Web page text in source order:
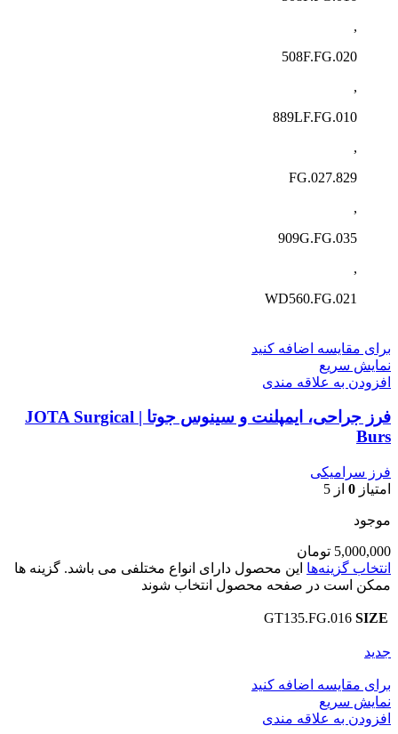
,
508F.FG.020
,
889LF.FG.010
,
829.FG.027
,
909G.FG.035
,
WD560.FG.021
برای مقایسه اضافه کنید
نمایش سریع
افزودن به علاقه مندی
فرز جراحی، ایمپلنت و سینوس جوتا | JOTA Surgical
Burs
فرز سرامیکی
امتیاز 0 از 5
موجود
5,000,000 تومان
انتخاب گزینه‌ها این محصول دارای انواع مختلفی می باشد. گزینه ها
ممکن است در صفحه محصول انتخاب شوند
SIZE
GT135.FG.016
جدید
برای مقایسه اضافه کنید
نمایش سریع
افزودن به علاقه مندی